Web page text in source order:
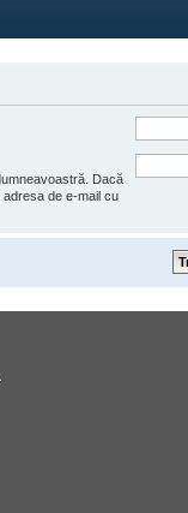
Dacă
adresa de e-mail cu